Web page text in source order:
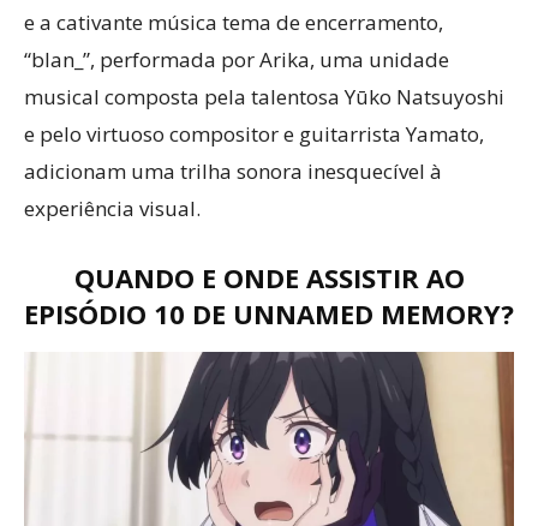
e a cativante música tema de encerramento,
“blan_”, performada por Arika, uma unidade
musical composta pela talentosa Yūko Natsuyoshi
e pelo virtuoso compositor e guitarrista Yamato,
adicionam uma trilha sonora inesquecível à
experiência visual.
QUANDO E ONDE ASSISTIR AO
EPISÓDIO 10 DE UNNAMED MEMORY?